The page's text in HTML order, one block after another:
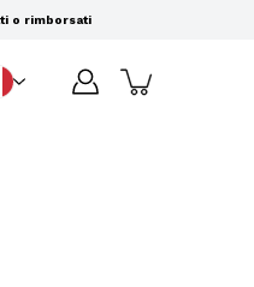
o rimborsati